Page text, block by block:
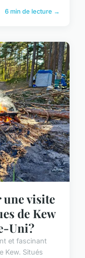
6 min de lecture →
une visite
de Kew
Uni?
et fascinant
Kew. Situés